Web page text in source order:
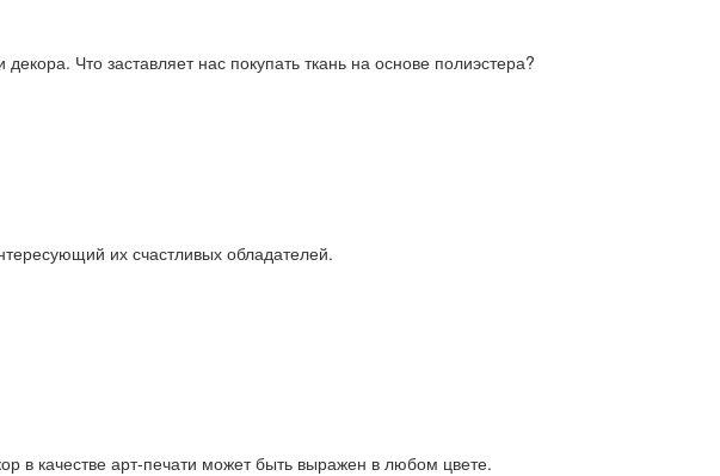
Что заставляет нас покупать ткань на основе полиэстера?
их счастливых обладателей.
в качестве арт-печати может быть выражен в любом цвете.